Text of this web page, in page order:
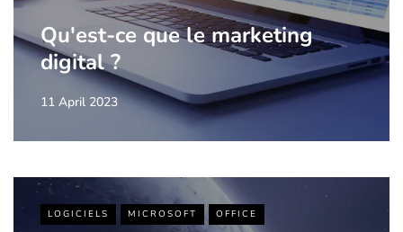
Qu'est-ce que le marketing
digital ?
11 April 2023
LOGICIELS MICROSOFT OFFICE